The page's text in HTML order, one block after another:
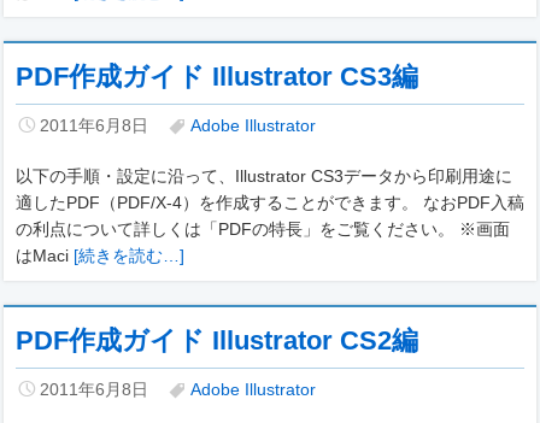
PDF作成ガイド Illustrator CS3編
2011年6月8日 Adobe Illustrator
以下の手順・設定に沿って、Illustrator CS3データから印刷用途に
適したPDF（PDF/X-4）を作成することができます。 なおPDF入稿
の利点について詳しくは「PDFの特長」をご覧ください。 ※画面
はMaci [続きを読む…]
PDF作成ガイド Illustrator CS2編
2011年6月8日 Adobe Illustrator